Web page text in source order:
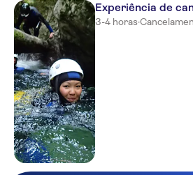
Experiência de
3-4 horas·